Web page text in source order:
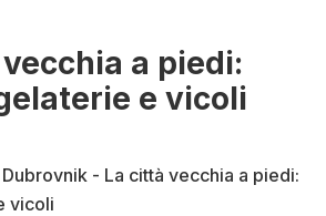
a piedi:
e vicoli